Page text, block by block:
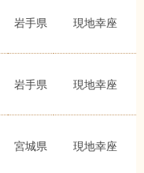
岩手県 現地幸座
岩手県 現地幸座
宮城県 現地幸座